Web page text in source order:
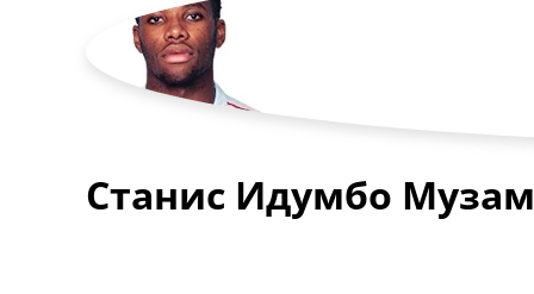
Новости футбола Украины
Последние комментарии
Конкурс прогнозов
Логин
Рейтинги
Турниры
Чемпионат Мира
Станис Идумбо